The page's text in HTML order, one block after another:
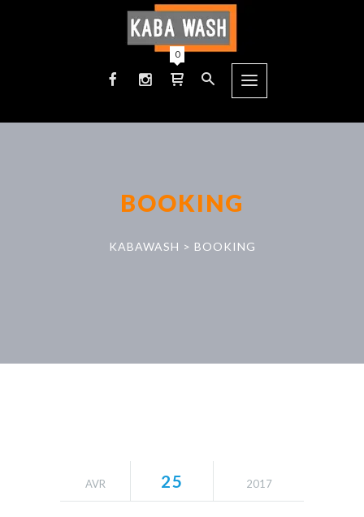
0
BOOKING
KABAWASH > BOOKING
AVR 25 2017